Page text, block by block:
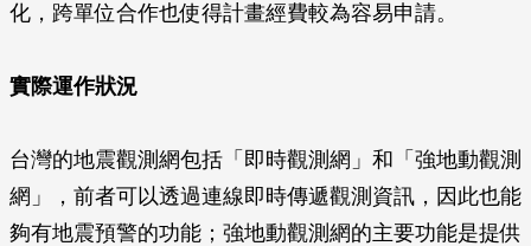
化，跨單位合作也使得計畫經費較為容易申請。
實際運作狀況
台灣的地震觀測網包括「即時觀測網」和「強地動觀測
網」，前者可以透過連線即時傳遞觀測資訊，因此也能
夠有地震預警的功能；強地動觀測網的主要功能是提供